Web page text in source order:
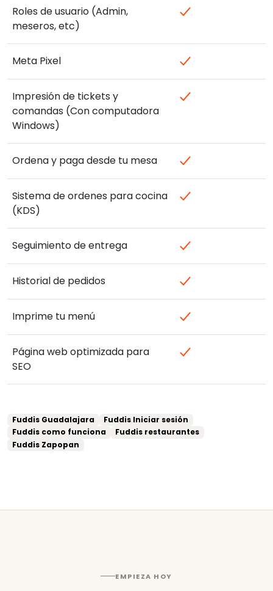
Roles de usuario (Admin,
meseros, etc)
Meta Pixel
Impresión de tickets y
comandas (Con computadora
Windows)
Ordena y paga desde tu mesa
Sistema de ordenes para cocina
(KDS)
Seguimiento de entrega
Historial de pedidos
Imprime tu menú
Página web optimizada para
SEO
Fuddis Guadalajara
Fuddis Iniciar sesión
Fuddis como funciona
Fuddis restaurantes
Fuddis Zapopan
EMPIEZA HOY